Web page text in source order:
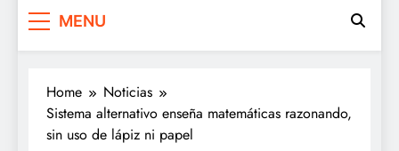
MENU
Home
Noticias
Sistema alternativo enseña matemáticas razonando,
sin uso de lápiz ni papel